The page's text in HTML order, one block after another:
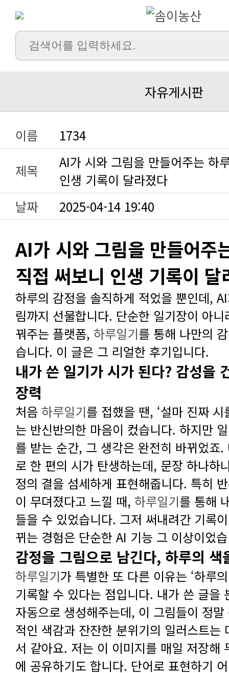
자유게시판
이름
1734
제목
인생 기록이 달라졌다
날짜
2025-04-14 19:40
직접 써보니 인생 기록이 달
꿔주는 플랫폼, 하루일기
습니다. 이 글은 그 리얼한 후기입니다.
장력
처음 하루일기
이 무뎌졌다고 느낄 때, 하루일기
뀌는 경험은 단순한 AI 기능 그 이상이었
감정을 그림으로 남긴다, 하루의 색
하루일기